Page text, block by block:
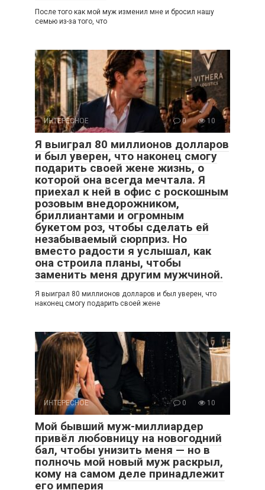
После того как мой муж изменил мне и бросил нашу
семью из-за того, что
ИНТЕРЕСНОЕ 0 10
Я выиграл 80 миллионов долларов
и был уверен, что наконец смогу
подарить своей жене жизнь, о
которой она всегда мечтала. Я
приехал к ней в офис с роскошным
розовым внедорожником,
бриллиантами и огромным
букетом роз, чтобы сделать ей
незабываемый сюрприз. Но
вместо радости я услышал, как
она строила планы, чтобы
заменить меня другим мужчиной.
Я выиграл 80 миллионов долларов и был уверен, что
наконец смогу подарить своей жене
ИНТЕРЕСНОЕ 0 10
Мой бывший муж-миллиардер
привёл любовницу на новогодний
бал, чтобы унизить меня — но в
полночь мой новый муж раскрыл,
кому на самом деле принадлежит
его империя